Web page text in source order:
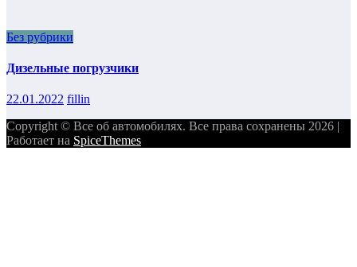
Без рубрики
Дизельные погрузчики
22.01.2022 fillin
Copyright © Все об автомобилях. Все права сохранены 2026 |
Работает на SpiceThemes